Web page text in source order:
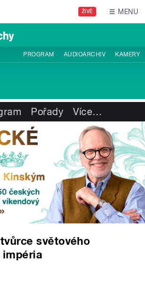
ŽIVĚ MENU
PROGRAM AUDIOARCHIV KAMERY
Pořady Více…
světového
impéria